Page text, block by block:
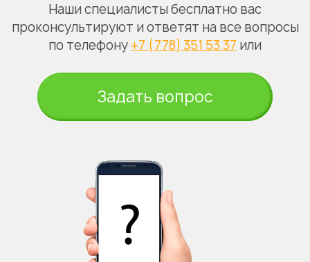
Наши специалисты бесплатно вас
проконсультируют и ответят на все вопросы
по телефону +7 (778) 351 53 37 или
Задать вопрос